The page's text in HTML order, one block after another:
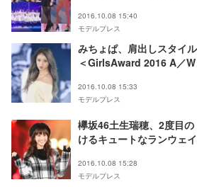
2016.10.08 15:40
モデルプレス
みちょぱ、肩出しスタイ
＜GirlsAward 2016 A／W
2016.10.08 15:33
モデルプレス
欅坂46土生瑞穂、2度目
けるキュートなランウェ
2016.10.08 15:28
モデルプレス